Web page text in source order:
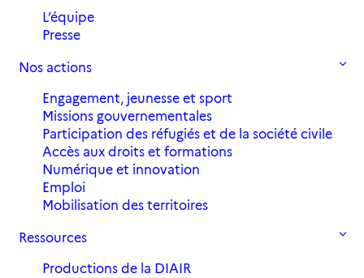
L’équipe
Presse
Nos actions
Engagement, jeunesse et sport
Missions gouvernementales
Participation des réfugiés et de la société civile
Accès aux droits et formations
Numérique et innovation
Emploi
Mobilisation des territoires
Ressources
Productions de la DIAIR
L'importance de remédier à la
fracture numérique
29 juin 2020 in Actualités ,